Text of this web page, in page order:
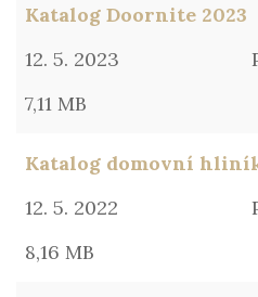
Katalog Doornite 2023
12. 5. 2023
7,11 MB
Katalog domovní
12. 5. 2022
8,16 MB